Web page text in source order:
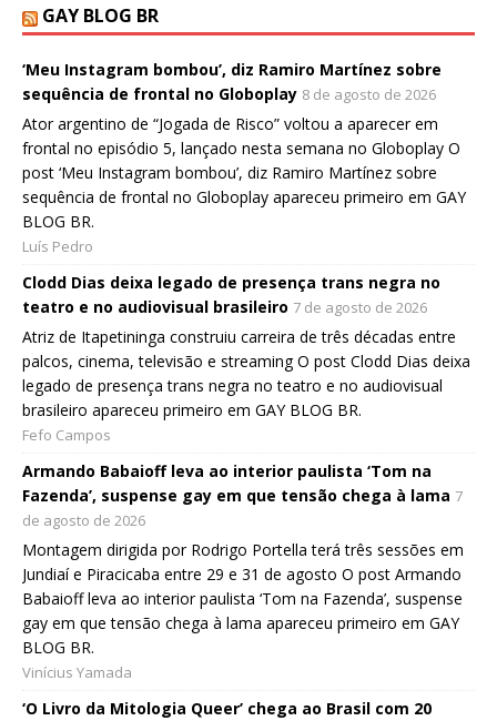
GAY BLOG BR
‘Meu Instagram bombou’, diz Ramiro Martínez sobre
sequência de frontal no Globoplay 8 de agosto de 2026
Ator argentino de “Jogada de Risco” voltou a aparecer em
frontal no episódio 5, lançado nesta semana no Globoplay O
post ‘Meu Instagram bombou’, diz Ramiro Martínez sobre
sequência de frontal no Globoplay apareceu primeiro em GAY
BLOG BR.
Luís Pedro
Clodd Dias deixa legado de presença trans negra no
teatro e no audiovisual brasileiro 7 de agosto de 2026
Atriz de Itapetininga construiu carreira de três décadas entre
palcos, cinema, televisão e streaming O post Clodd Dias deixa
legado de presença trans negra no teatro e no audiovisual
brasileiro apareceu primeiro em GAY BLOG BR.
Fefo Campos
Armando Babaioff leva ao interior paulista ‘Tom na
Fazenda’, suspense gay em que tensão chega à lama 7
de agosto de 2026
Montagem dirigida por Rodrigo Portella terá três sessões em
Jundiaí e Piracicaba entre 29 e 31 de agosto O post Armando
Babaioff leva ao interior paulista ‘Tom na Fazenda’, suspense
gay em que tensão chega à lama apareceu primeiro em GAY
BLOG BR.
Vinícius Yamada
‘O Livro da Mitologia Queer’ chega ao Brasil com 20